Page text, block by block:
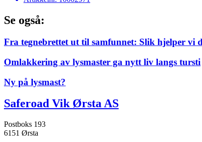
Se også:
Fra tegnebrettet ut til samfunnet: Slik hjelper vi
Omlakkering av lysmaster ga nytt liv langs tursti
Ny på lysmast?
Saferoad Vik Ørsta AS
Postboks 193
6151 Ørsta